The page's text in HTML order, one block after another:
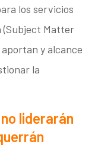
los servicios
(Subject Matter
y alcance
la
liderarán